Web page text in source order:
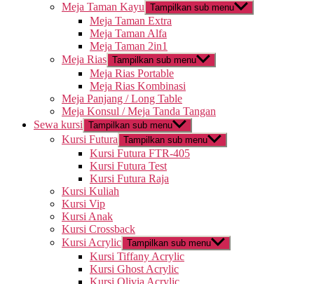
Meja Taman Kayu Tampilkan sub menu
Meja Taman Extra
Meja Taman Alfa
Meja Taman 2in1
Meja Rias Tampilkan sub menu
Meja Rias Portable
Meja Rias Kombinasi
Meja Panjang / Long Table
Meja Konsul / Meja Tanda Tangan
Sewa kursi Tampilkan sub menu
Kursi Futura Tampilkan sub menu
Kursi Futura FTR-405
Kursi Futura Test
Kursi Futura Raja
Kursi Kuliah
Kursi Vip
Kursi Anak
Kursi Crossback
Kursi Acrylic Tampilkan sub menu
Kursi Tiffany Acrylic
Kursi Ghost Acrylic
Kursi Olivia Acrylic